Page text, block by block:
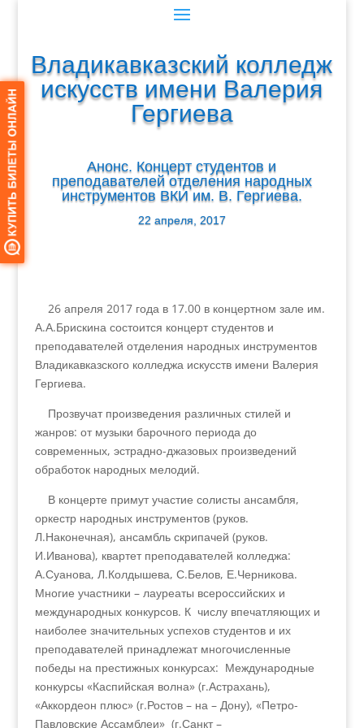
Владикавказский колледж
искусств имени Валерия
Гергиева
Анонс. Концерт студентов и
преподавателей отделения народных
инструментов ВКИ им. В. Гергиева.
22 апреля, 2017
26 апреля 2017 года в 17.00 в концертном зале им.
А.А.Брискина состоится концерт студентов и
преподавателей отделения народных инструментов
Владикавказского колледжа искусств имени Валерия
Гергиева.
Прозвучат произведения различных стилей и
жанров: от музыки барочного периода до
современных, эстрадно-джазовых произведений
обработок народных мелодий.
В концерте примут участие солисты ансамбля,
оркестр народных инструментов (руков.
Л.Наконечная), ансамбль скрипачей (руков.
И.Иванова), квартет преподавателей колледжа:
А.Суанова, Л.Колдышева, С.Белов, Е.Черникова.
Многие участники – лауреаты всероссийских и
международных конкурсов. К числу впечатляющих и
наиболее значительных успехов студентов и их
преподавателей принадлежат многочисленные
победы на престижных конкурсах: Международные
конкурсы «Каспийская волна» (г.Астрахань),
«Аккордеон плюс» (г.Ростов – на – Дону), «Петро-
Павловские Ассамблеи» (г.Санкт –